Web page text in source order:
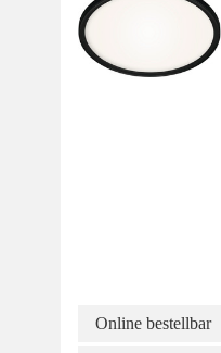
Online bestellbar